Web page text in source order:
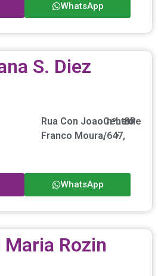
WhatsApp
S. Diez
Rua Con Joao
Franco Moura,
nº
647,
Centro
/
Leme
•
SP
WhatsApp
Maria Rozin